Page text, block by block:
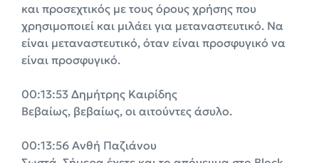
και προσεχτικός με τους όρους χρήσης που
χρησιμοποιεί και μιλάει για μεταναστευτικό. Να
είναι μεταναστευτικό, όταν είναι προσφυγικό να
είναι προσφυγικό.
00:13:53 Δημήτρης Καιρίδης
Βεβαίως, βεβαίως, οι αιτούντες άσυλο.
00:13:56 Ανθή Παζιάνου